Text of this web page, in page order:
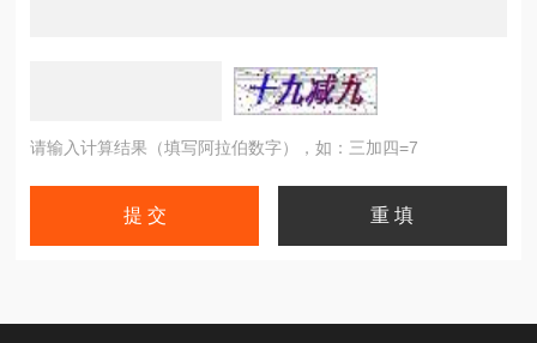
请输入计算结果（填写阿拉伯数字），如：三加四=7